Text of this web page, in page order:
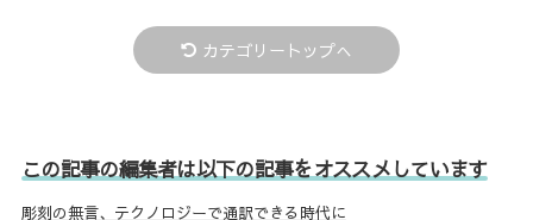
カテゴリートップへ
この記事の編集者は以下の記事をオススメしています
彫刻の無言、テクノロジーで通訳できる時代に